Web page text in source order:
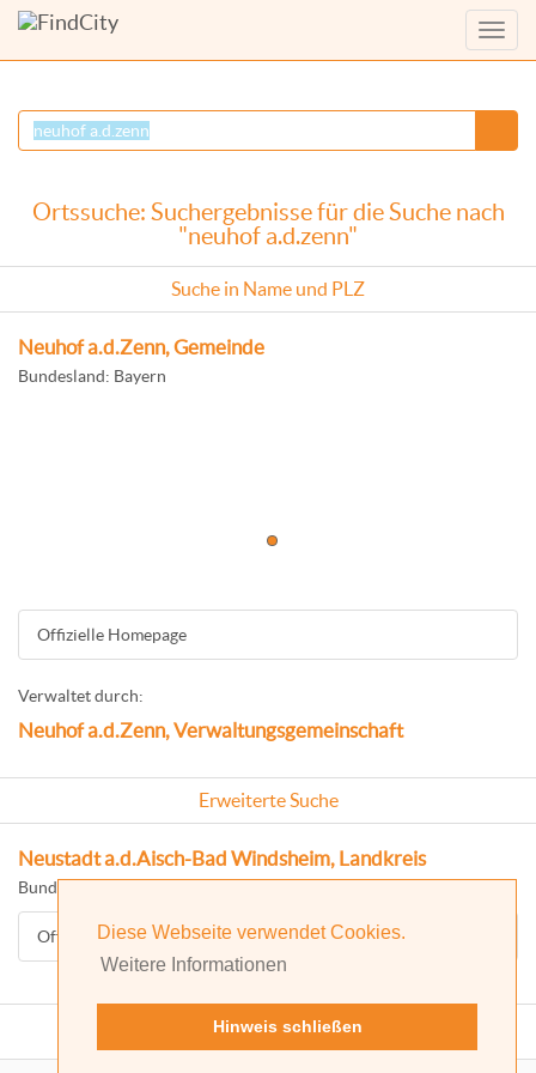
Diese Webseite verwendet Cookies.
Weitere Informationen
Hinweis schließen
Menü
Ortssuche: Suchergebnisse für die Suche nach
"neuhof a.d.zenn"
Suche in Name und PLZ
Neuhof a.d.Zenn, Gemeinde
Bundesland: Bayern
Offizielle Homepage
Verwaltet durch:
Neuhof a.d.Zenn, Verwaltungsgemeinschaft
Erweiterte Suche
Neustadt a.d.Aisch-Bad Windsheim, Landkreis
Bundesland: Bayern
Offizielle Homepage